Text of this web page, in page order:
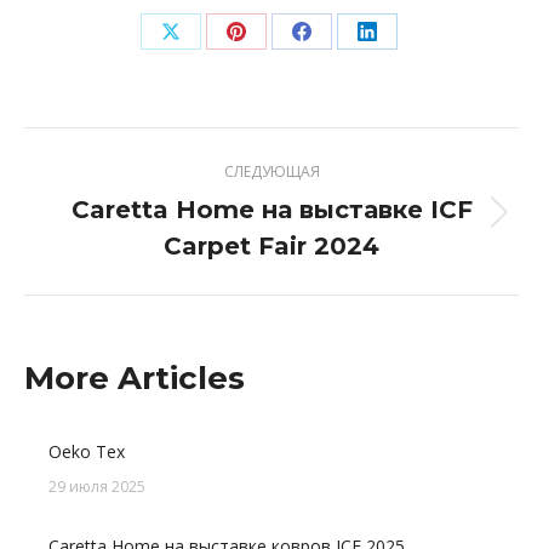
Поделиться
X
Поделиться
Pinterest
Поделиться
Facebook
Поделиться
LinkedIn
по
записям
СЛЕДУЮЩАЯ
Следующая
запись:
Caretta Home на выставке ICF
Carpet Fair 2024
More Articles
Oeko Tex
29 июля 2025